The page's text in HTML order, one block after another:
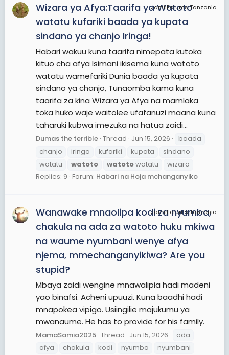
JamiiForums Tanzania
Wizara ya Afya:Taarifa ya Watoto
watatu kufariki baada ya kupata
sindano ya chanjo Iringa!
Habari wakuu kuna taarifa nimepata kutoka
kituo cha afya Isimani ikisema kuna watoto
watatu wamefariki Dunia baada ya kupata
sindano ya chanjo, Tunaomba kama kuna
taarifa za kina Wizara ya Afya na mamlaka
toka huko waje waitolee ufafanuzi maana kuna
taharuki kubwa imezuka na hatua zaidi...
Dumas the terrible Thread Jun 15, 2026
baada
chanjo
iringa kufariki kupata
sindano
watatu
watoto watotowatatu
wizara
Replies: 9 Forum: Habari na Hoja mchanganyiko
JamiiForums Tanzania
Wanawake mnaolipa kodi za nyumba,
chakula na ada za watoto huku mkiwa
na waume nyumbani wenye afya
njema, mmechanganyikiwa? Are you
stupid?
Mbaya zaidi wengine mnawalipia hadi madeni
yao binafsi. Acheni upuuzi. Kuna baadhi hadi
mnapokea vipigo. Usiingilie majukumu ya
mwanaume. He has to provide for his family.
MamaSamia2025 Thread Jun 15, 2026
ada
afya
chakula kodi nyumba
nyumbani